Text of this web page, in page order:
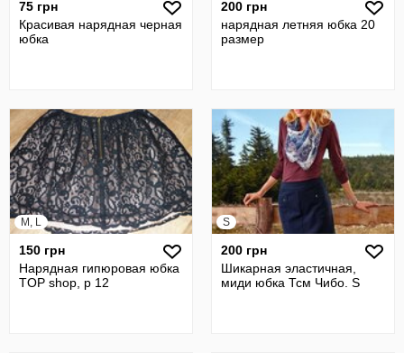
75 грн
Красивая нарядная черная
юбка
200 грн
нарядная летняя юбка 20
размер
M, L
150 грн
Нарядная гипюровая юбка
TOP shop, р 12
S
200 грн
Шикарная эластичная,
миди юбка Тсм Чибо. S